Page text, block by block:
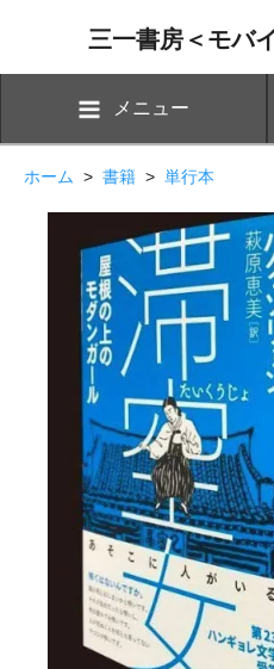
三一書房＜モバ
メニュー
ホーム > 書籍 > 単行本